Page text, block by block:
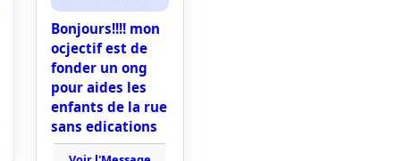
Bonjours!!!! mon
ocjectif est de
fonder un ong
pour aides les
enfants de la rue
sans edications